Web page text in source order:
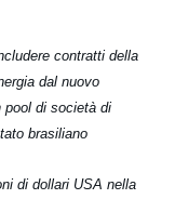
contratti della
dal nuovo
di società di
brasiliano
di dollari USA nella